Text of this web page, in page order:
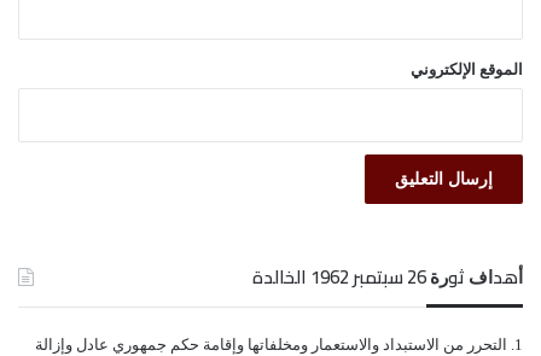
الموقع الإلكتروني
ﺃﻫﺪﺍﻑ ﺛﻮﺭﺓ 26 ﺳﺒﺘﻤﺒﺮ 1962 الخالدة
ﺍﻟﺘﺤﺮﺭ ﻣﻦ ﺍﻻﺳﺘﺒﺪﺍﺩ ﻭﺍﻻﺳﺘﻌﻤﺎﺭ ﻭﻣﺨﻠﻔﺎﺗﻬﺎ ﻭﺇﻗﺎﻣﺔ ﺣﻜﻢ ﺟﻤﻬﻮﺭﻱ ﻋﺎﺩﻝ ﻭﺇﺯﺍﻟﺔ